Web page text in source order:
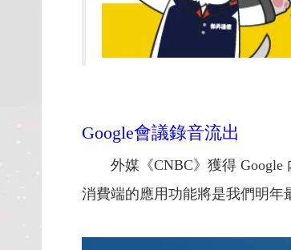
Google會議錄音流出
外媒《CNBC》獲得 Google
消費端的應用功能將是我們明年